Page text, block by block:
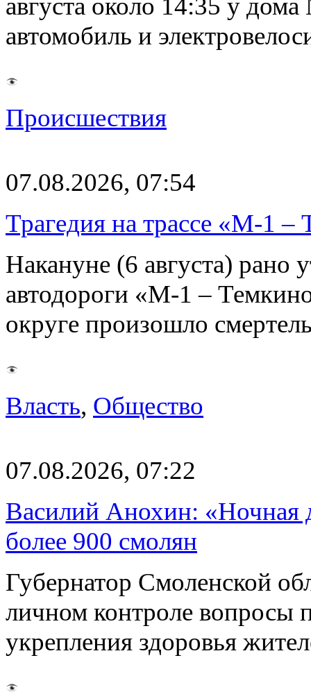
августа около 14:35 у
автомобиль и
Происшествия
07.08.2026, 07:54
Трагедия на трассе «М-1 –
Накануне (6 августа) рано
автодороги «М-1 –
округе произошло
Власть, Общество
07.08.2026, 07:22
Василий Анохин: «Ночная
более 900 смолян
Губернатор Смоленской
личном контроле вопросы
укрепления здоровья